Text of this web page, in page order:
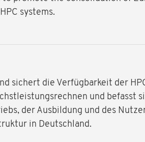
systems.
sichert die Verfügbarkeit der
und befasst
der Ausbildung und des
in Deutschland.